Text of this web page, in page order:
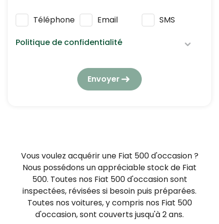
Téléphone Email
SMS
Politique de confidentialité
Nous respectons vos données personnelles :
elles seront utilisées et traitées conformément
politique de confidentialité
tout moment à être démarché par téléphone,
en vous inscrivant gratuitement sur
https://www.bloctel.gouv.fr/.
Envoyer
Vous voulez acquérir une Fiat 500 d'occasion ?
Nous possédons un appréciable stock de Fiat
500. Toutes nos Fiat 500 d'occasion sont
inspectées, révisées si besoin puis préparées.
Toutes nos voitures, y compris nos Fiat 500
d'occasion, sont couverts jusqu'à 2 ans.